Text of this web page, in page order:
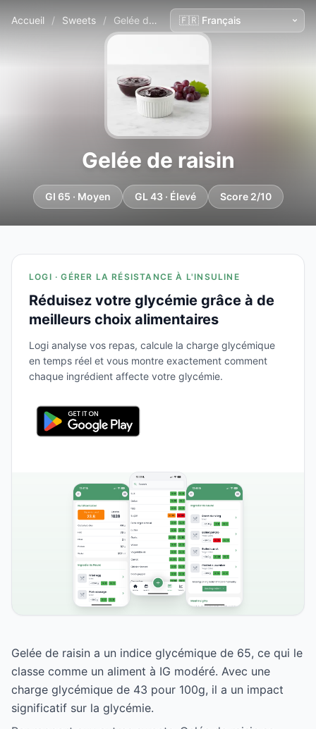
Accueil / Sweets / Gelée de raisin
Gelée de raisin
GI 65 · Moyen GL 43 · Élevé Score 2/10
LOGI · GÉRER LA RÉSISTANCE À L'INSULINE
Réduisez votre glycémie grâce à de
meilleurs choix alimentaires
Logi analyse vos repas, calcule la charge glycémique
en temps réel et vous montre exactement comment
chaque ingrédient affecte votre glycémie.
Gelée de raisin a un indice glycémique de 65, ce qui le
classe comme un aliment à IG modéré. Avec une
charge glycémique de 43 pour 100g, il a un impact
significatif sur la glycémie.